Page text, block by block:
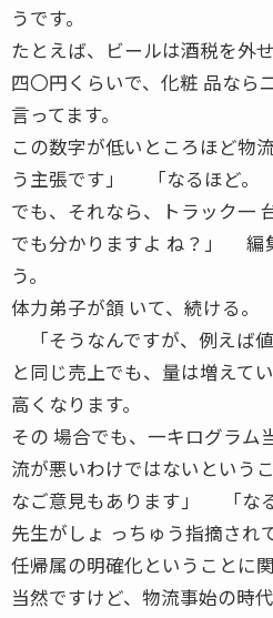
うです。
たとえば、ビールは酒税を外
四〇円くらいで、化粧 品なら
言ってます。
この数字が低いところほど物
う主張です」 「なるほど。
でも、それなら、トラック一
でも分かりますよ ね？」 編
う。
体力弟子が頷 いて、続ける。
「そうなんですが、例えば
と同じ売上でも、量は増えて
高くなります。
その 場合でも、一キログラム
流が悪いわけではないという
なご意見もあります」 「な
先生がしょ っちゅう指摘され
任帰属の明確化ということに
当然ですけど、物流事始の時